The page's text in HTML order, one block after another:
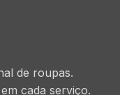
de roupas.
cada serviço.